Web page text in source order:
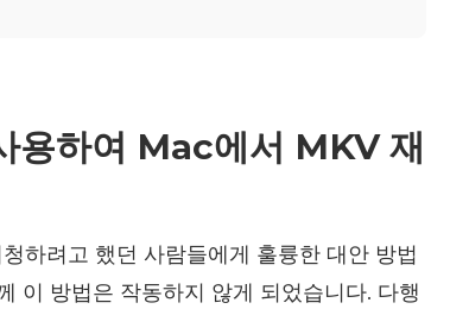
용하여 Mac에서 MKV 재
하려고 했던 사람들에게 훌륭한 대안 방법
이 방법은 작동하지 않게 되었습니다. 다행